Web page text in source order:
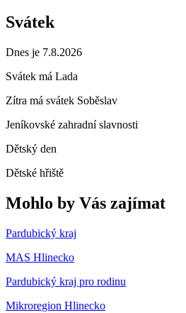
Svátek
Dnes je 7.8.2026
Svátek má Lada
Zítra má svátek Soběslav
Jeníkovské zahradní slavnosti
Dětský den
Dětské hřiště
Mohlo by Vás zajímat
Pardubický kraj
MAS Hlinecko
Pardubický kraj pro rodinu
Mikroregion Hlinecko